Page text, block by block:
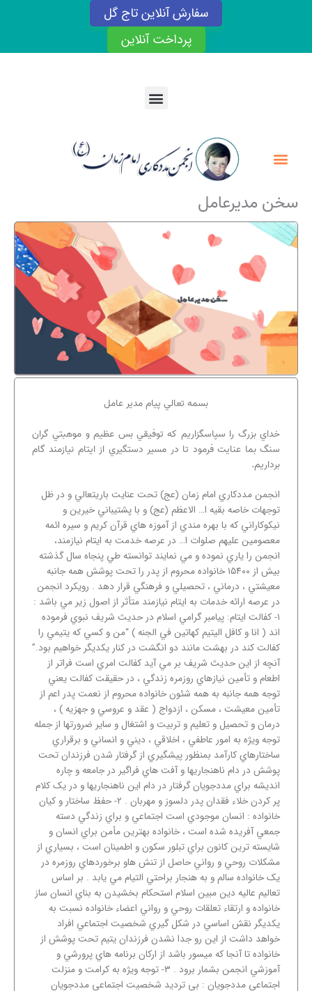
سفارش آنلاین تاج گل
پرداخت آنلاین
Menu
سخن مدیرعامل
سخن مدیرعامل
بسمه تعالي پيام مدير عامل
خداي بزرگ را سپاسگزاريم که توفيقي بس عظيم و موهبتي گران
سنگ بما عنايت فرمود تا در مسير دستگيري از ايتام نيازمند گام
برداريم.
انجمن مددکاري امام زمان (عج) تحت عنايت باريتعالي و در ظل
توجهات خاصه بقيه ا… الاعظم (عج) و با پشتيباني خيرين و
نيکوکاراني که با بهره مندي از آموزه هاي قرآن کريم و سيره ائمه
معصومين عليهم صلوات ا… در عرصه خدمت به ايتام نيازمند،
انجمن را ياري نموده و مي نمايند توانسته طي پنجاه سال گذشته
بيش از ۱۵۴۰۰ خانواده محروم از پدر را تحت پوشش همه جانبه
معيشتي ، درماني ، تحصيلي و فرهنگي قرار دهد . رويکرد انجمن
در عرصه ارائه خدمات به ايتام نيازمند متأثر از اصول زير مي باشد :
۱- کفالت ايتام: پيامبر گرامي اسلام در حديث شريف نبوي فرموده
اند ( انا و کافل اليتيم کهاتين في الجنه ) “من و کسي که يتيمي را
کفالت کند در بهشت مانند دو انگشت در کنار يکديگر خواهيم بود.”
آنچه از اين حديث شريف بر مي آيد کفالت امري است فراتر از
اطعام و تأمين نيازهاي روزمره زندگي ، در حقيقت کفالت يعني
توجه همه جانبه به همه شئون خانواده محروم از نعمت پدر اعم از
تأمين معيشت ، مسکن ، ازدواج ( عقد و عروسي و جهزيه ) ،
درمان و تحصيل و تعليم و تربيت و اشتغال و ساير ضرورتها از جمله
توجه ويژه به امور عاطفي ، اخلاقي ، ديني و انساني و برقراري
ساختارهاي کارآمد بمنظور پيشگيري از گرفتار شدن فرزندان تحت
پوشش در دام ناهنجاريها و آفت هاي فراگير در جامعه و چاره
انديشه براي مددجويان گرفتار در دام اين ناهنجاريها و در يک کلام
پر کردن خلاء فقدان پدر دلسوز و مهربان . ۲- حفظ ساختار و کيان
خانواده : انسان موجودي است اجتماعي و براي زندگي دسته
جمعي آفريده شده است ، خانواده بهترين مأمن براي انسان و
شايسته ترين کانون براي تبلور سکون و اطمينان است ، بسياري از
مشکلات روحي و رواني حاصل از تنش هاو برخوردهاي روزمره در
يک خانواده سالم و به هنجار براحتي التيام مي يابد . بر اساس
تعاليم عاليه دين مبين اسلام استحکام بخشيدن به بناي انسان ساز
خانواده و ارتقاء تعلقات روحي و رواني اعضاء خانواده نسبت به
يکديگر نقش اساسي در شکل گيري شخصيت اجتماعي افراد
خواهد داشت از اين رو جدا نشدن فرزندان يتيم تحت پوشش از
خانواده تا آنجا که ميسور باشد از ارکان برنامه هاي پرورشي و
آموزشي انجمن بشمار برود . ۳- توجه ويژه به کرامت و منزلت
اجتماعي مددجويان : بي ترديد شخصيت اجتماعي مددجويان